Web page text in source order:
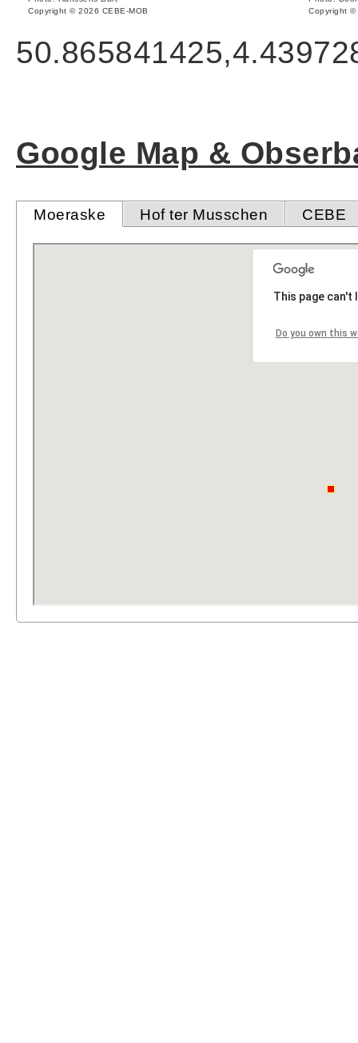
Copyright © 2026 CEBE-MOB
Copyright ©
Google Map &
Moeraske Hof ter Musschen CEBE